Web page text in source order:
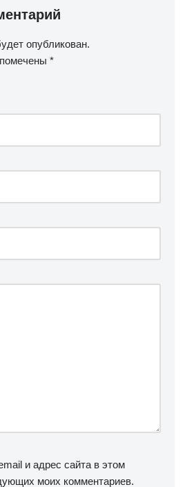
опубликован.
*
и адрес сайта в этом
моих комментариев.